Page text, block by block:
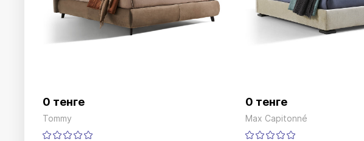
0 тенге
Tommy
0 тенге
Max Capitonné